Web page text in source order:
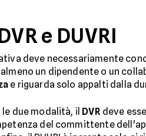
e DUVRI
deve necessariamente
un dipendente o un
e riguarda solo appalti dalla
due modalità, il DVRdeve
del committente